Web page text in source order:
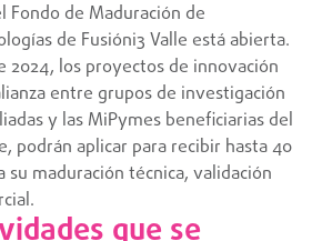
Fondo de Maduración de
de Fusióni3 Valle está abierta.
2024, los proyectos de innovación
entre grupos de investigación
y las MiPymes beneficiarias del
podrán aplicar para recibir hasta 40
su maduración técnica, validación
que se